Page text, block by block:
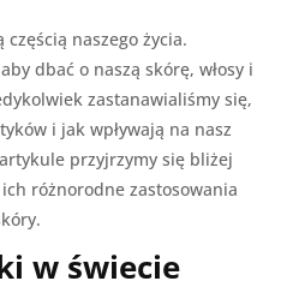
częścią naszego życia.
dbać o naszą skórę, włosy i
zastanawialiśmy się,
i jak wpływają na nasz
przyjrzymy się bliżej
różnorodne zastosowania
w świecie